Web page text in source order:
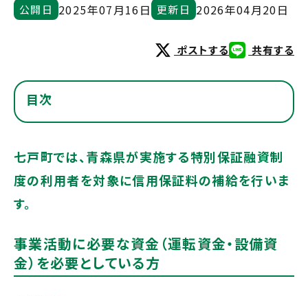
公開日 2025年07月16日 更新日 2026年04月20日
ポストする 共有する
目次
七戸町では、青森県が実施する特別保証融資制
度の利用者を対象に信用保証料の補給を行いま
す。
事業活動に必要な資金（運転資金・設備資
金）を必要としている方